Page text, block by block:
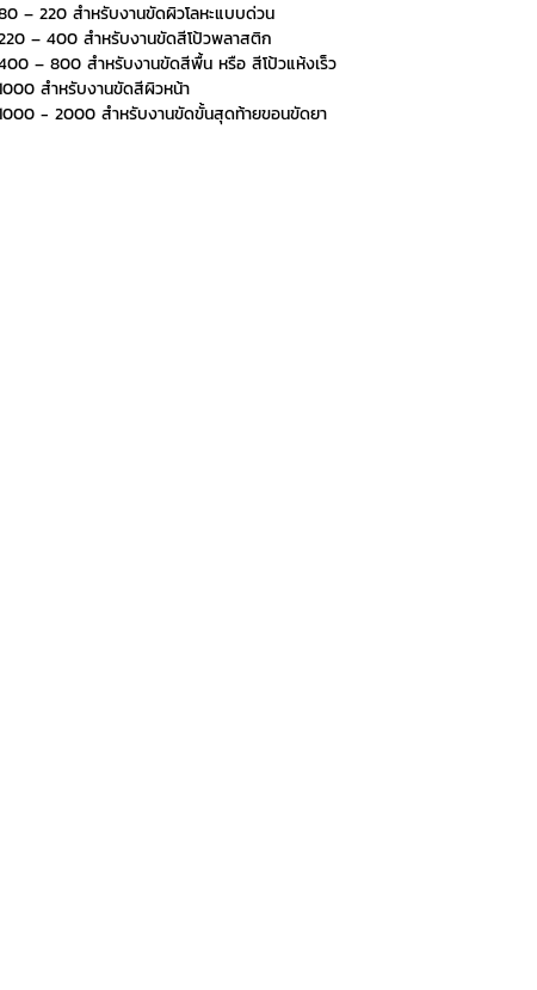
– 220 สำหรับงานขัดผิวโลหะแบบด่วน
– 400 สำหรับงานขัดสีโป้วพลาสติก
– 800 สำหรับงานขัดสีพื้น หรือ สีโป้วแห้งเร็ว
สำหรับงานขัดสีผิวหน้า
- 2000 สำหรับงานขัดขั้นสุดท้ายขอนขัดยา